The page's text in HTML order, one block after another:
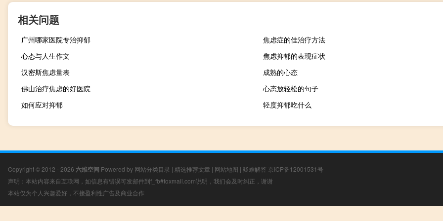
相关问题
广州哪家医院专治抑郁
焦虑症的佳治疗方法
心态与人生作文
焦虑抑郁的表现症状
汉密斯焦虑量表
成熟的心态
佛山治疗焦虑的好医院
心态放轻松的句子
如何应对抑郁
轻度抑郁吃什么
Copyright © 2012 - 2026 六维空间 Powered by 网站分类目录 | 精选推荐文章 | 网站地图 | 疑难解答 京ICP备12001531号
声明：本站内容来自互联网，如信息有错误可发邮件到f_fb#foxmail.com说明，我们会及时纠正，谢谢
本站仅为个人兴趣爱好，不接盈利性广告及商业合作